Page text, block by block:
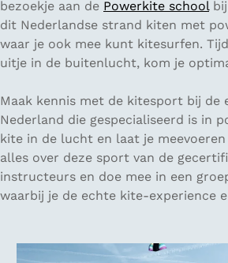
bezoekje aan de Powerkite schoolbij
dit Nederlandse strand kiten met
waar je ook mee kunt kitesurfen.
uitje in de buitenlucht, kom je
Maak kennis met de kitesport bij de
Nederland die gespecialiseerd is in
kite in de lucht en laat je
alles over deze sport van de
instructeurs en doe mee in een
waarbij je de echte kite-experience